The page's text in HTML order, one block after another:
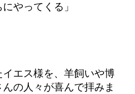
やってくる」
イエス様を、羊飼いや博
の人々が喜んで拝みま